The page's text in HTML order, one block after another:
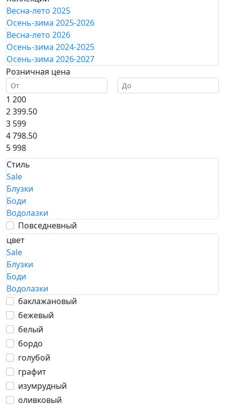
Весна-лето 2025
Осень-зима 2025-2026
Весна-лето 2026
Осень-зима 2024-2025
Осень-зима 2026-2027
Розничная цена
1 200
2 399.50
3 599
4 798.50
5 998
Стиль
Sale
Блузки
Боди
Водолазки
Повседневный
цвет
Sale
Блузки
Боди
Водолазки
баклажановый
бежевый
белый
бордо
голубой
графит
изумрудный
оливковый